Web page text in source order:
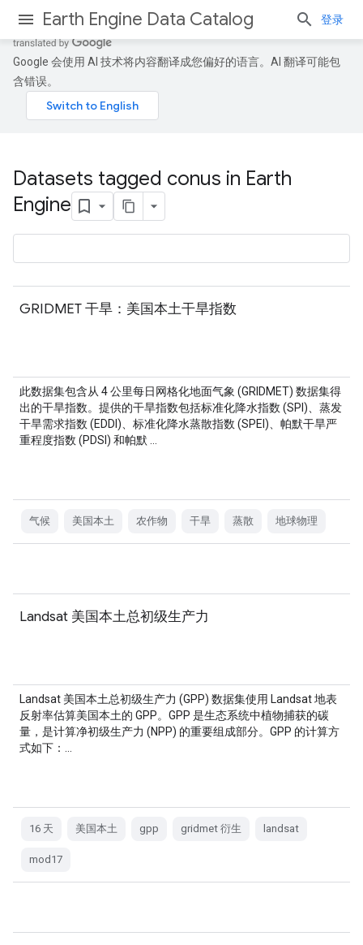
Earth Engine Data Catalog 登录
Google 会使用 AI 技术将内容翻译成您偏好的语言。AI 翻译可能包
含错误。
Datasets tagged conus in Earth
Engine
GRIDMET 干旱：美国本土干旱指数
此数据集包含从 4 公里每日网格化地面气象 (GRIDMET) 数据集得
出的干旱指数。提供的干旱指数包括标准化降水指数 (SPI)、蒸发
干旱需求指数 (EDDI)、标准化降水蒸散指数 (SPEI)、帕默干旱严
重程度指数 (PDSI) 和帕默 …
气候 美国本土 农作物 干旱 蒸散 地球物理
Landsat 美国本土总初级生产力
Landsat 美国本土总初级生产力 (GPP) 数据集使用 Landsat 地表
反射率估算美国本土的 GPP。GPP 是生态系统中植物捕获的碳
量，是计算净初级生产力 (NPP) 的重要组成部分。GPP 的计算方
式如下：…
16 天 美国本土 gpp gridmet 衍生 landsat
mod17